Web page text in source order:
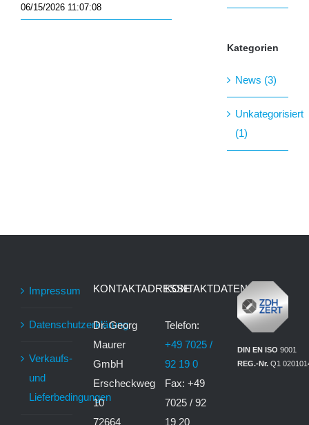
06/15/2026 11:07:08
Kategorien
News (3)
Unkategorisiert
(1)
Impressum
Datenschutzerklärung
Verkaufs-
und
Lieferbedingungen
KONTAKTADRESSE
Dr. Georg
Maurer
GmbH
Erscheckweg
10
72664
KONTAKTDATEN
Telefon:
+49 7025 /
92 19 0
Fax: +49
7025 / 92
19 20
DIN EN ISO 9001
REG.-Nr. Q1